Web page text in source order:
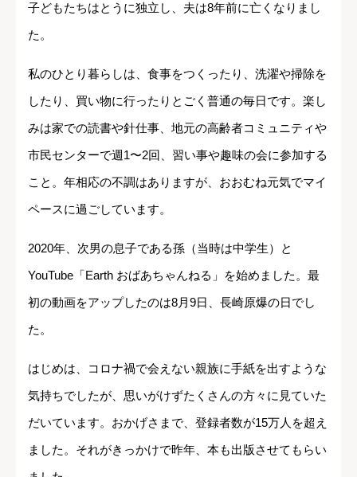
子どもたちはとうに独立し、夫は8年前に亡くなりまし
た。
私のひとり暮らしは、食事をつくったり、洗濯や掃除を
したり、買い物に行ったりとごく普通の毎日です。楽し
みは家での読書や針仕事、地元の高齢者コミュニティや
市民センターで週1〜2回、習い事や趣味の会に参加する
こと。年相応の不調はありますが、おおむね元気でマイ
ペースに過ごしています。
2020年、次男の息子である孫（当時は中学生）と
YouTube「Earth おばあちゃんねる」を始めました。最
初の動画をアップしたのは8月9日、長崎原爆の日でし
た。
はじめは、コロナ禍で会えない親族に手紙を出すような
気持ちでしたが、思いがけずたくさんの方々に見ていた
だいています。おかげさまで、登録者数が15万人を超え
ました。それがきっかけで昨年、本も出版させてもらい